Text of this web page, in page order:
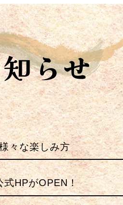
々な楽しみ方
式HPがOPEN！